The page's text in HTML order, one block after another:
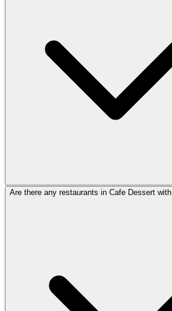
Are there any restaurants in Cafe Dessert